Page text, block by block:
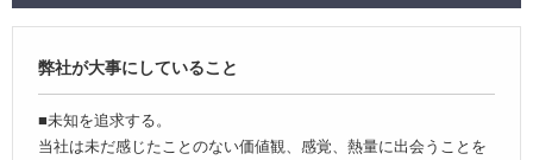
弊社が大事にしていること
■未知を追求する。
当社は未だ感じたことのない価値観、感覚、熱量に出会うことを